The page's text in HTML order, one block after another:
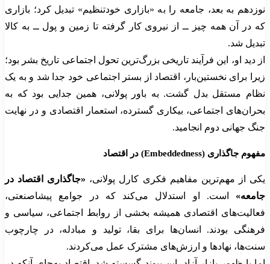
نوزدهم به بعد، جامعه را به «بازاری خودتنظیم» تبدیل کرد؛ بازاری
که در آن همه چیز ــ از نیروی کار گرفته تا زمین و پول ــ به کالا
تبدیل شد.
از دید او، این فرآیند تاریخی بزرگ‌ترین تحول اجتماعی تاریخ بشر بود؛
زیرا برای نخستین‌بار، اقتصاد از بستر اجتماعی خود جدا شد و به یک
نظام مستقل بدل گشت. به باور پولانی، همین جدایی بود که به
بحران‌های اجتماعی، بیکاری گسترده، استعمار اقتصادی و در نهایت
جنگ جهانی دوم انجامید.
مفهوم جاگذاری (Embeddedness) در اقتصاد
یکی از مهم‌ترین مفاهیم فکری کارل پولانی، «جاگذاری اقتصاد در
جامعه» است. او استدلال می‌کند که در جوامع پیشاصنعتی،
فعالیت‌های اقتصادی همیشه بخشی از روابط اجتماعی، سیاسی و
فرهنگی بودند. انسان‌ها برای بقا، تولید و مبادله، در چارچوب
سنت‌ها، نهادها و ارزش‌های مشترک عمل می‌کردند.